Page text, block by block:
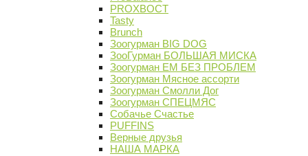
PROХВОСТ
Tasty
Brunch
Зоогурман BIG DOG
ЗооГурман БОЛЬШАЯ МИСКА
Зоогурман ЕМ БЕЗ ПРОБЛЕМ
Зоогурман Мясное ассорти
Зоогурман Смолли Дог
Зоогурман СПЕЦМЯС
Собачье Счастье
PUFFINS
Верные друзья
НАША МАРКА